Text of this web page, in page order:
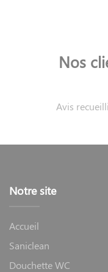
Nos
Avis
Notre site
Accueil
Saniclean
Douchette WC